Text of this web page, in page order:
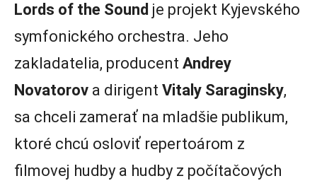
Lords of the Sound je projekt Kyjevského
symfonického orchestra. Jeho
zakladatelia, producent Andrey
Novatorov a dirigent Vitaly Saraginsky,
sa chceli zamerať na mladšie publikum,
ktoré chcú osloviť repertoárom z
filmovej hudby a hudby z počítačových